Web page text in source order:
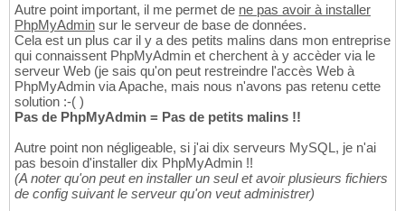
Autre point important, il me permet de ne pas avoir à installer
PhpMyAdmin sur le serveur de base de données.
Cela est un plus car il y a des petits malins dans mon entreprise
qui connaissent PhpMyAdmin et cherchent à y accèder via le
serveur Web (je sais qu'on peut restreindre l'accès Web à
PhpMyAdmin via Apache, mais nous n'avons pas retenu cette
solution :-( )
Pas de PhpMyAdmin = Pas de petits malins !!
Autre point non négligeable, si j'ai dix serveurs MySQL, je n'ai
pas besoin d'installer dix PhpMyAdmin !!
(A noter qu'on peut en installer un seul et avoir plusieurs fichiers
de config suivant le serveur qu'on veut administrer)